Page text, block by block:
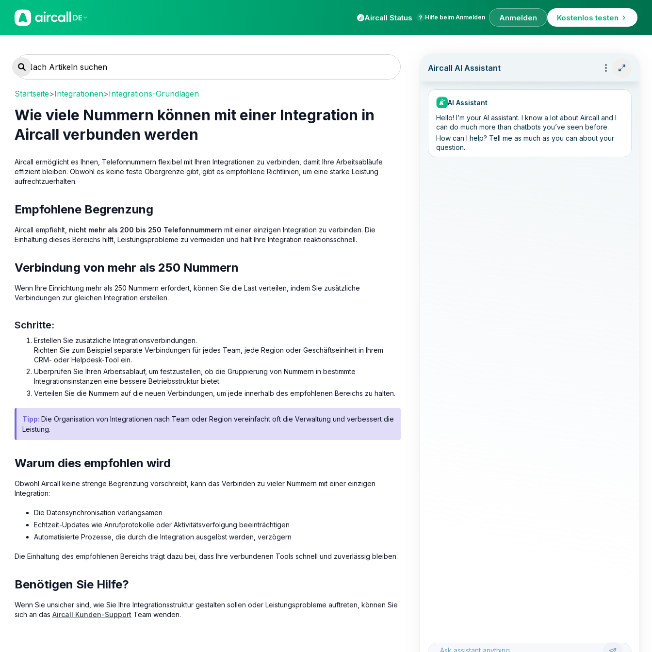
DE Aircall Status Hilfe beim Anmelden Anmelden Kostenlos testen
Startseite>Integrationen>Integrations-Grundlagen
Wie viele Nummern können mit einer Integration in
Aircall verbunden werden
Aircall ermöglicht es Ihnen, Telefonnummern flexibel mit Ihren Integrationen zu verbinden, damit Ihre Arbeitsabläufe
effizient bleiben. Obwohl es keine feste Obergrenze gibt, gibt es empfohlene Richtlinien, um eine starke Leistung
aufrechtzuerhalten.
Empfohlene Begrenzung
Aircall empfiehlt, nicht mehr als 200 bis 250 Telefonnummern mit einer einzigen Integration zu verbinden. Die
Einhaltung dieses Bereichs hilft, Leistungsprobleme zu vermeiden und hält Ihre Integration reaktionsschnell.
Verbindung von mehr als 250 Nummern
Wenn Ihre Einrichtung mehr als 250 Nummern erfordert, können Sie die Last verteilen, indem Sie zusätzliche
Verbindungen zur gleichen Integration erstellen.
Schritte:
Erstellen Sie zusätzliche Integrationsverbindungen.
Richten Sie zum Beispiel separate Verbindungen für jedes Team, jede Region oder Geschäftseinheit in Ihrem
CRM- oder Helpdesk-Tool ein.
Überprüfen Sie Ihren Arbeitsablauf, um festzustellen, ob die Gruppierung von Nummern in bestimmte
Integrationsinstanzen eine bessere Betriebsstruktur bietet.
Verteilen Sie die Nummern auf die neuen Verbindungen, um jede innerhalb des empfohlenen Bereichs zu halten.
Tipp: Die Organisation von Integrationen nach Team oder Region vereinfacht oft die Verwaltung und verbessert die
Leistung.
Warum dies empfohlen wird
Obwohl Aircall keine strenge Begrenzung vorschreibt, kann das Verbinden zu vieler Nummern mit einer einzigen
Integration:
Die Datensynchronisation verlangsamen
Echtzeit-Updates wie Anrufprotokolle oder Aktivitätsverfolgung beeinträchtigen
Automatisierte Prozesse, die durch die Integration ausgelöst werden, verzögern
Die Einhaltung des empfohlenen Bereichs trägt dazu bei, dass Ihre verbundenen Tools schnell und zuverlässig bleiben.
Benötigen Sie Hilfe?
Wenn Sie unsicher sind, wie Sie Ihre Integrationsstruktur gestalten sollen oder Leistungsprobleme auftreten, können Sie
sich an das Aircall Kunden-Support Team wenden.